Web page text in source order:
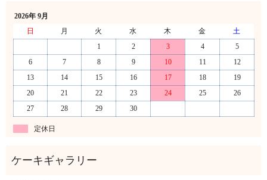
2026年 9月
日
月 火 水 木 金
土
1
2 3 4
5
6
7 8 9 10 11
12
13
14 15 16 17 18
19
20
21 22 23 24 25
26
27
28 29 30
定休日